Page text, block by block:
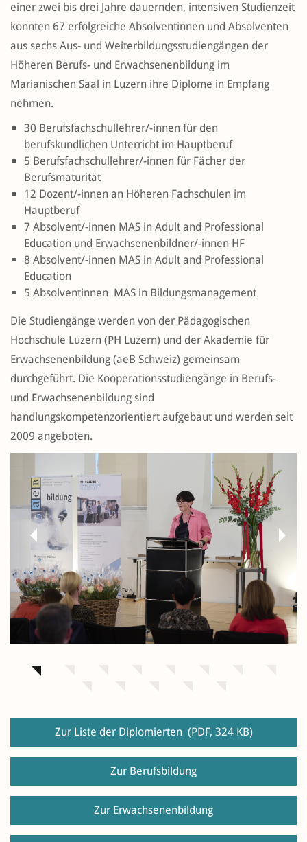
einer zwei bis drei Jahre dauernden, intensiven Studienzeit
konnten 67 erfolgreiche Absolventinnen und Absolventen
aus sechs Aus- und Weiterbildungsstudiengängen der
Höheren Berufs- und Erwachsenenbildung im
Marianischen Saal in Luzern ihre Diplome in Empfang
nehmen.
30 Berufsfachschullehrer/-innen für den
berufskundlichen Unterricht im Hauptberuf
5 Berufsfachschullehrer/-innen für Fächer der
Berufsmaturität
12 Dozent/-innen an Höheren Fachschulen im
Hauptberuf
7 Absolvent/-innen MAS in Adult and Professional
Education und Erwachsenenbildner/-innen HF
8 Absolvent/-innen MAS in Adult and Professional
Education
5 Absolventinnen MAS in Bildungsmanagement
Die Studiengänge werden von der Pädagogischen
Hochschule Luzern (PH Luzern) und der Akademie für
Erwachsenenbildung (aeB Schweiz) gemeinsam
durchgeführt. Die Kooperationsstudiengänge in Berufs-
und Erwachsenenbildung sind
handlungskompetenzorientiert aufgebaut und werden seit
2009 angeboten.
Previous Next
Zur Liste der Diplomierten (PDF, 324 KB)
Zur Berufsbildung
Zur Erwachsenenbildung